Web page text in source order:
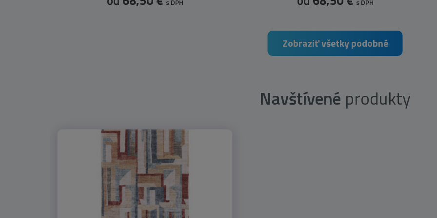
s DPH s DPH
Zobraziť všetky podobné
Navštívené produkty